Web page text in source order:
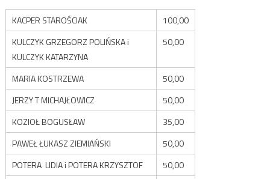
KACPER STAROŚCIAK
100,00
KULCZYK GRZEGORZ POLIŃSKA i
KULCZYK KATARZYNA
50,00
MARIA KOSTRZEWA
50,00
JERZY T MICHAJŁOWICZ
50,00
KOZIOŁ BOGUSŁAW
35,00
PAWEŁ ŁUKASZ ZIEMIAŃSKI
50,00
POTERA LIDIA i POTERA KRZYSZTOF
50,00